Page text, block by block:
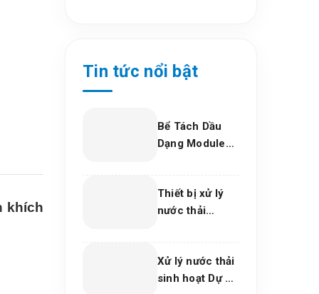
khích
Tin tức nổi bật
Bể Tách Dầu
Dạng Module
Dầu Nước Hiệu
Quả, Bền Vững
Nghiệp
Thiết bị xử lý
nước thải
tâm thẩm mỹ
2026
Xử lý nước thải
sinh hoạt Dự án